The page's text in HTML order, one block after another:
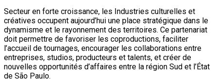
Secteur en forte croissance, les Industries culturelles et
créatives occupent aujourd’hui une place stratégique dans le
dynamisme et le rayonnement des territoires. Ce partenariat
doit permettre de favoriser les coproductions, faciliter
l’accueil de tournages, encourager les collaborations entre
entreprises, studios, producteurs et talents, et créer de
nouvelles opportunités d’affaires entre la région Sud et l’État
de São Paulo.